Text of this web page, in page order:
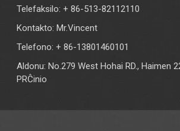
Telefaksilo: + 86-513-82112110
Kontakto: Mr.Vincent
Telefono: + 86-13801460101
Aldonu: No.279 West Hohai RD., Haimen
PRĈinio